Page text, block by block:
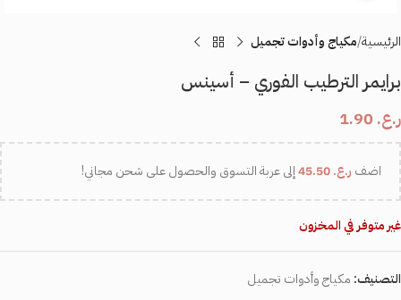
الرئيسية مكياج وأدوات تجميل
برايمر الترطيب الفوري – أسينس
ر.ع.
اضف ر.ع. إلى عربة التسوق والحصول على شحن مجاني!
غير متوفر في المخزون
التصنيف: مكياج وأدوات تجميل